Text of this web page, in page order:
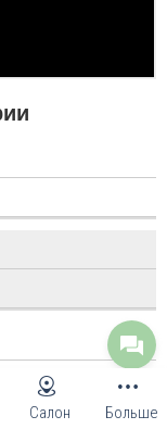
Салон Больше